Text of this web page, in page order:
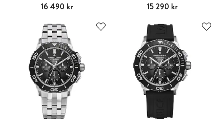
Pris: 16 490 kr
16 490 kr
Pris: 15 290 kr
15 290 kr